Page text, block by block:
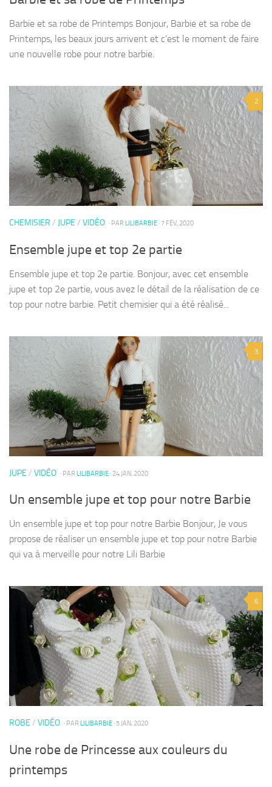
Barbie et sa robe de Printemps Bonjour, Barbie et sa robe de
Printemps, les beaux jours arrivent et c’est le moment de faire
une nouvelle robe pour notre barbie.
2
CHEMISIER / JUPE / VIDÉO · PAR LILIBARBIE · 7 FÉV, 2020
Ensemble jupe et top 2e partie
Ensemble jupe et top 2e partie. Bonjour, avec cet ensemble
jupe et top 2e partie, vous avez le détail de la réalisation de ce
top pour notre barbie. Petit chemisier qui a été réalisé...
3
JUPE / VIDÉO · PAR LILIBARBIE · 24 JAN, 2020
Un ensemble jupe et top pour notre Barbie
Un ensemble jupe et top pour notre Barbie Bonjour, Je vous
propose de réaliser un ensemble jupe et top pour notre Barbie
qui va à merveille pour notre Lili Barbie
6
ROBE / VIDÉO · PAR LILIBARBIE · 5 JAN, 2020
Une robe de Princesse aux couleurs du
printemps